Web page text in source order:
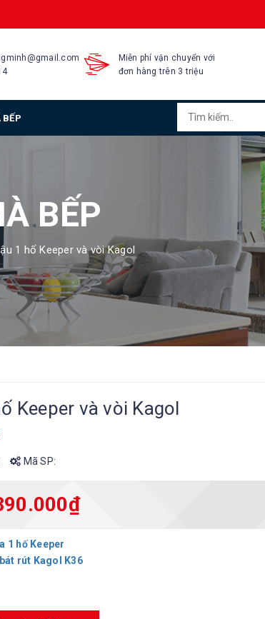
Miễn phí vận chuyển với
đơn hàng trên 3 triệu
BẾP
1 hố Keeper và vòi Kagol
Keeper và vòi Kagol
Mã SP:
₫
1 hố Keeper
rút Kagol K36